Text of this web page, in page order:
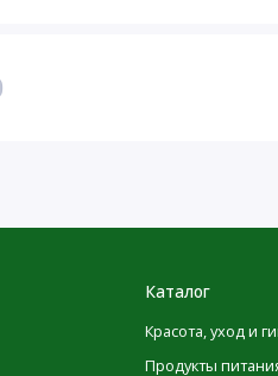
продукт в недоступном
Каталог
Красота, уход и
Продукты